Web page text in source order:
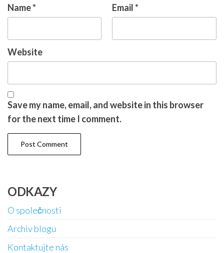
Name* Email*
Website
Save my name, email, and website in this browser
for the next time I comment.
ODKAZY
O společnosti
Archiv blogu
Kontaktujte nás